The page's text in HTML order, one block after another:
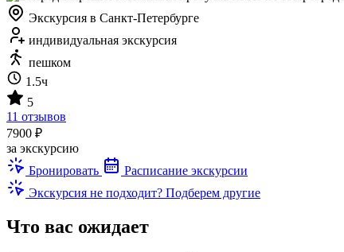
Экскурсия в Санкт-Петербурге
индивидуальная экскурсия
пешком
1.5ч
5
11 отзывов
7900 ₽
за экскурсию
Бронировать
Расписание экскурсии
Экскурсия не подходит? Подберем другие
Что вас ожидает